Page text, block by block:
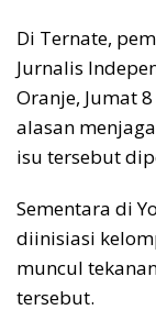
Di Ternate,
Jurnalis
Oranje, Jumat
alasan
isu tersebut
Sementara di
diinisiasi
muncul
tersebut.